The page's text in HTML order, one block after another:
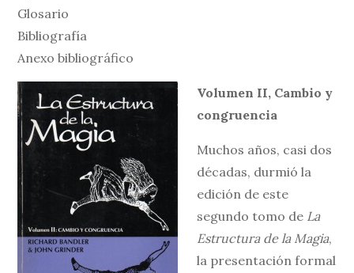
Glosario
Bibliografía
Anexo bibliográfico
Volumen II, Cambio y
congruencia
Muchos años, casi dos
décadas, durmió la
edición de este
segundo tomo de La
Estructura de la Magia,
la presentación formal